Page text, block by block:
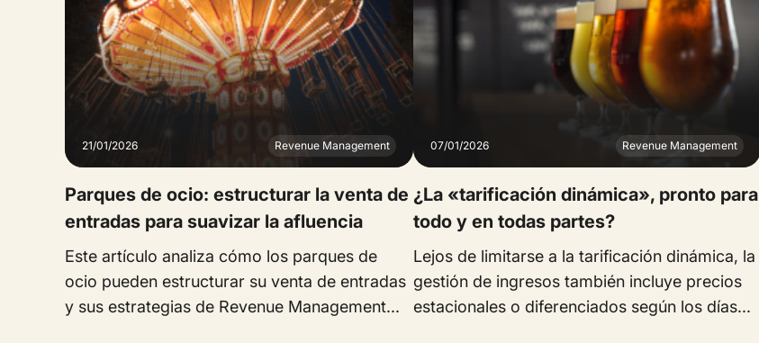
21/01/2026 Revenue Management
Parques de ocio: estructurar la venta de
entradas para suavizar la afluencia
Este artículo analiza cómo los parques de
ocio pueden estructurar su venta de entradas
y sus estrategias de Revenue Management...
07/01/2026 Revenue Management
¿La «tarificación dinámica», pronto para
todo y en todas partes?
Lejos de limitarse a la tarificación dinámica, la
gestión de ingresos también incluye precios
estacionales o diferenciados según los días...